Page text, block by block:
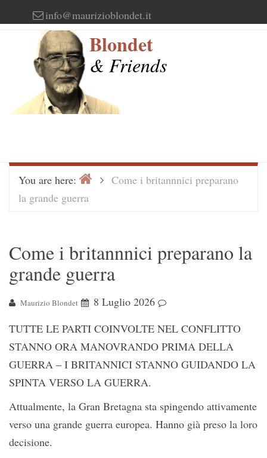
to
info@maurizioblondet.it
Blondet
& Friends
You are here: HomeCome i britannnici preparano
la grande guerra
Come i britannnici preparano la
grande guerra
Maurizio Blondet
8 Luglio 2026
TUTTE LE PARTI COINVOLTE NEL CONFLITTO
STANNO ORA MANOVRANDO PRIMA DELLA
GUERRA – I BRITANNICI STANNO GUIDANDO LA
SPINTA VERSO LA GUERRA.
Attualmente, la Gran Bretagna sta spingendo attivamente
verso una grande guerra europea. Hanno già preso la loro
decisione.